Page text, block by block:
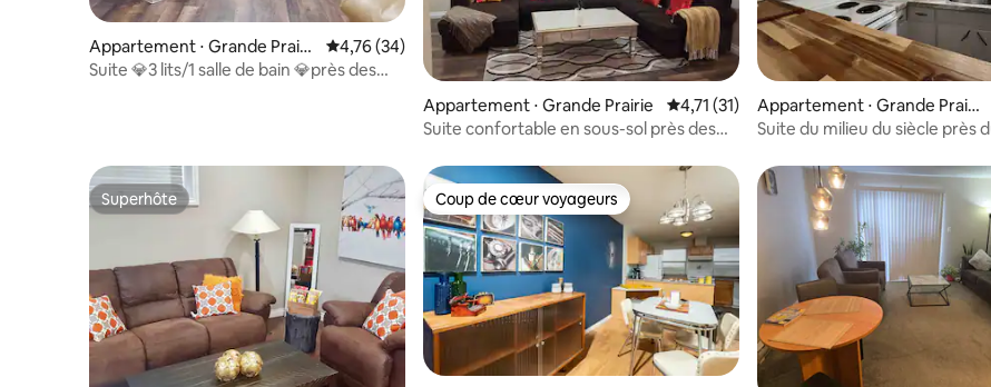
Appartement ⋅ Grande Prairi
e
Évaluation moyenne sur la base de 34 commentaires : 4,76 sur 5
4,76 (34)
Suite 💎3 lits/1 salle de bain 💎près des
Appartement ⋅ Grande Prairie Évaluation moyenne sur la base de 31
4,71 (31)
Suite confortable en sous-sol près des
Appartement ⋅ Grande Prairi
e
Suite du milieu du siècle près
Superhôte
Superhôte Coup de cœur voyageurs
Coup de cœur voyageurs